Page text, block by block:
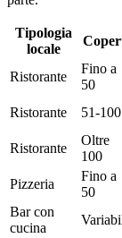
Tipologia
locale
Ristorante
Fino a
50
Ristorante 51-100
Ristorante
Oltre
100
Pizzeria
Fino a
50
Bar con
cucina